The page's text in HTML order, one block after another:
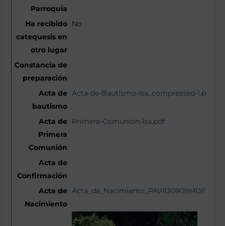
No
Acta-de-Bautismo-Isa_compressed-1.pdf
Primera-Comunion-Isa.pdf